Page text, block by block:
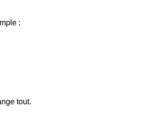
:
tout.